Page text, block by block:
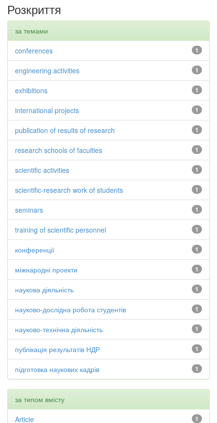
Розкриття
за темами
1
conferences
1
engineering activities
1
exhibitions
1
international projects
1
publication of results of research
1
research schools of faculties
1
scientific activities
1
scientific-research work of students
1
seminars
1
training of scientific personnel
1
конференції
1
міжнародні проекти
1
наукова діяльність
1
науково-дослідна робота студентів
1
науково-технічна діяльність
1
публікація результатів НДР
1
підготовка наукових кадрів
за типом вмісту
1
Article